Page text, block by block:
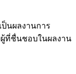
นผลงานการ
ที่ชื่นชอบในผลงาน